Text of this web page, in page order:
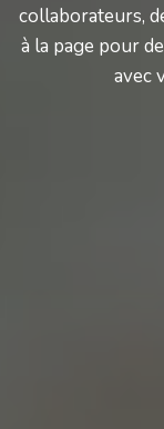
collaborateurs,
à la page pour
avec